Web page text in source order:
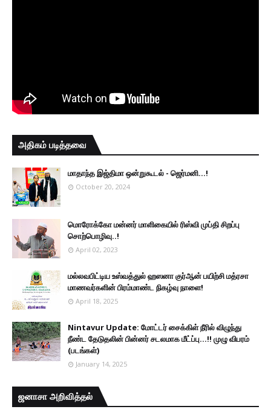
அதிகம் படித்தவை
மாதாந்த இஜ்திமா ஒன்றுகூடல் - ஜெர்மனி…!
October 20, 2024
மொரோக்கோ மன்னர் மாளிகையில் ரிஸ்வி முப்தி சிறப்பு
சொற்பொழிவு..!
April 02, 2023
மல்லவபிட்டிய உஸ்வத்துல் ஹஸனா குர்ஆன் பயிற்சி மத்ரசா
மாணவர்களின் பிரம்மாண்ட நிகழ்வு நாளை!
April 18, 2025
Nintavur Update: மோட்டர் சைக்கிள் நீரில் விழுந்து
நீண்ட தேடுதலின் பின்னர் சடலமாக மீட்ப்பு…!! முழு விபரம்
(படங்கள்)
January 14, 2025
ஜனாசா அறிவித்தல்